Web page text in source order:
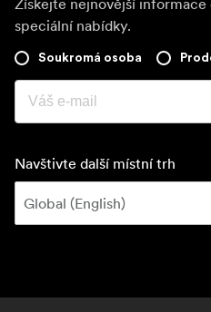
speciální nabídky.
Soukromá osoba
Navštivte další místní trh